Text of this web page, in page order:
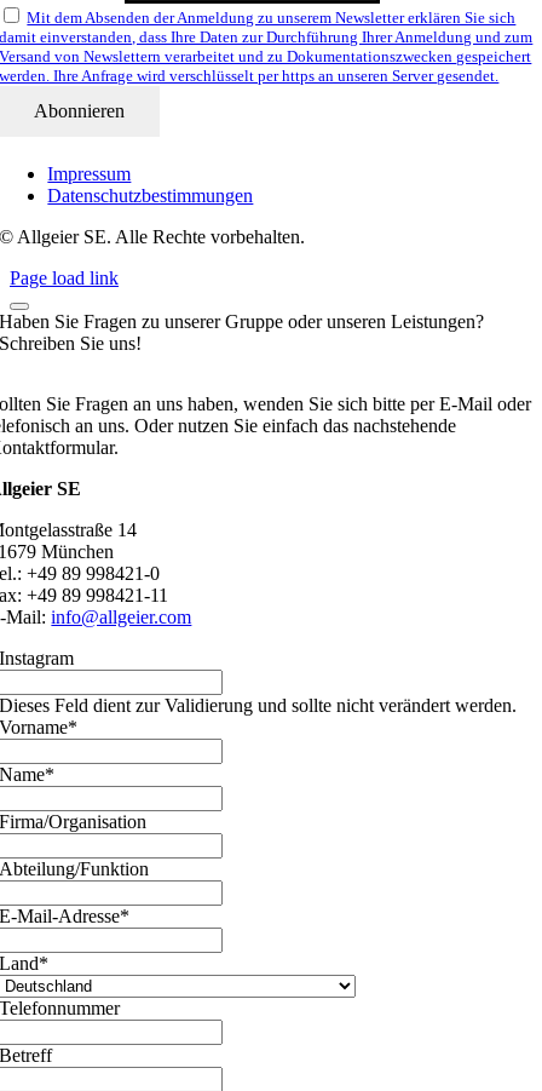
Mit dem Absenden der Anmeldung zu unserem Newsletter erklären Sie sich
damit einverstanden, dass Ihre Daten zur Durchführung Ihrer Anmeldung und zum
Versand von Newslettern verarbeitet und zu Dokumentationszwecken gespeichert
werden. Ihre Anfrage wird verschlüsselt per https an unseren Server gesendet.
Impressum
Datenschutzbestimmungen
© Allgeier SE. Alle Rechte vorbehalten.
Page load link
Haben Sie Fragen zu unserer Gruppe oder unseren Leistungen?
Schreiben Sie uns!
Sie Fragen an uns haben, wenden Sie sich bitte per E-Mail oder
an uns. Oder nutzen Sie einfach das nachstehende
SE
14
München
+49 89 998421-0
+49 89 998421-11
Mail:info@allgeier.com
Instagram
Dieses Feld dient zur Validierung und sollte nicht verändert werden.
Vorname*
Name*
Firma/Organisation
Abteilung/Funktion
E-Mail-Adresse*
Land*
Telefonnummer
Betreff